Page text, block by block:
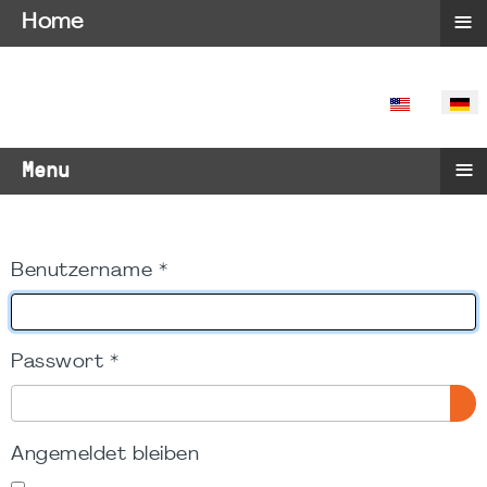
SPRACHE
Menu ≡
Benutzername *
Passwort *
Angemeldet bleiben
Home ≡